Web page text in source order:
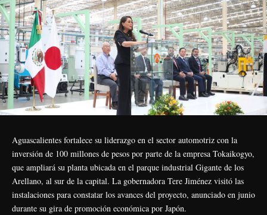
Aguascalientes fortalece su liderazgo en el sector automotriz con la
inversión de 100 millones de pesos por parte de la empresa Tokaikogyo,
que ampliará su planta ubicada en el parque industrial Gigante de los
Arellano, al sur de la capital. La gobernadora Tere Jiménez visitó las
instalaciones para constatar los avances del proyecto, anunciado en junio
durante su gira de promoción económica por Japón.